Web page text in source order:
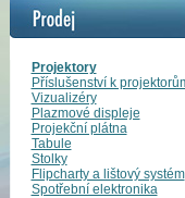
Projektory
Příslušenství k
Vizualizéry
Plazmové displeje
Projekční plátna
Tabule
Stolky
Flipcharty a lištový systém
Spotřební elektronika